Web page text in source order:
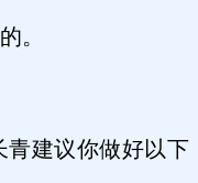
。
建议你做好以下